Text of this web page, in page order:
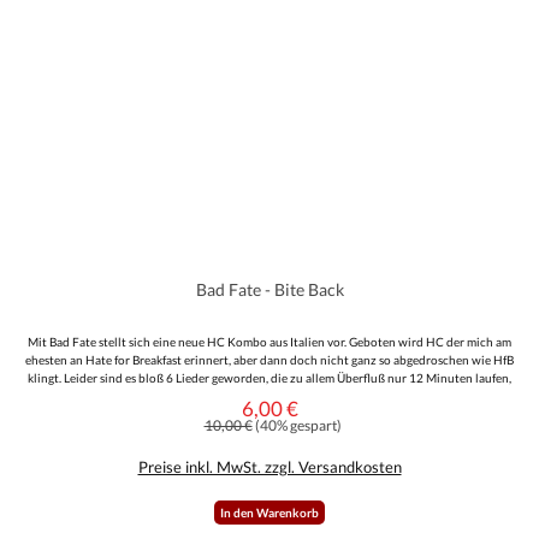
Bad Fate - Bite Back
Mit Bad Fate stellt sich eine neue HC Kombo aus Italien vor. Geboten wird HC der mich am
ehesten an Hate for Breakfast erinnert, aber dann doch nicht ganz so abgedroschen wie HfB
klingt. Leider sind es bloß 6 Lieder geworden, die zu allem Überfluß nur 12 Minuten laufen,
Pflichtkauf!Verkaufspreis:
6,00 €
Regulärer Preis:
10,00 €(40% gespart)
Preise inkl. MwSt. zzgl. Versandkosten
In den Warenkorb